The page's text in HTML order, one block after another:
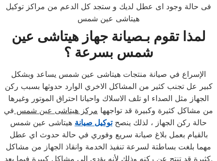
فى حالة وجود اى عطل لديك و ستجد كل الدعم من مراكز توكيل
هيتاشى عين شمس
لمذا تقوم بـصيانة جهاز هيتاشى عين
شمس بسرعة ؟
الإسراع في صيانة منتجات هيتاشى عين شمس يساعد وبشكل
كبير عل تجنب كثير من المشاكل الاخري الوارد حدوثها بسبب ركن
الجهاز مثل الصداء او تلف الاسلاك واحيانا احتراق الموتور وغيرها
من مشاكل كثيرة وكبيرة قد تواجهها مركز هيتاشى عين شمس في
حالة ركن الجهاز ، لذلك ينصحتوكيل صيانة هيتاشى عين شمس
بالقيام بعمل بلاغ صيانة سريع وفوري في حالة حدوث اي عطل
مهما بلغت بساطتة لسرعة تنفيذ الخدمة وانقاذ الجهاز من مشاكل
كثيرة قد تنتج عن ركنه وذلك لأنه يؤدي الي مشاكل كبيرة فيما بعد.